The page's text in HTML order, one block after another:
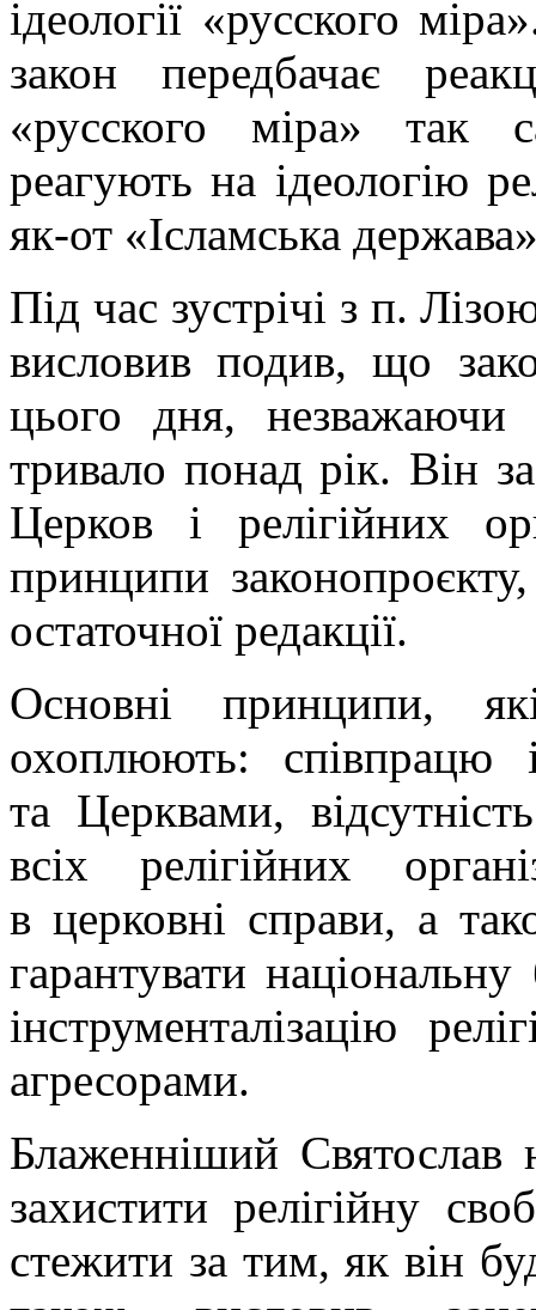
ідеології «русского
закон передбачає
«русского міра» так
реагують на ідеологію
як-от «Ісламська
Під час зустрічі з п.
висловив подив, що
цього дня,
тривало понад рік. Він
Церков і релігійних
принципи
остаточної редакції.
Основні принципи,
охоплюють: співпрацю
та Церквами,
всіх релігійних
в церковні справи, а
гарантувати
інструменталізацію
агресорами.
Блаженніший Святослав
захистити релігійну
стежити за тим, як він